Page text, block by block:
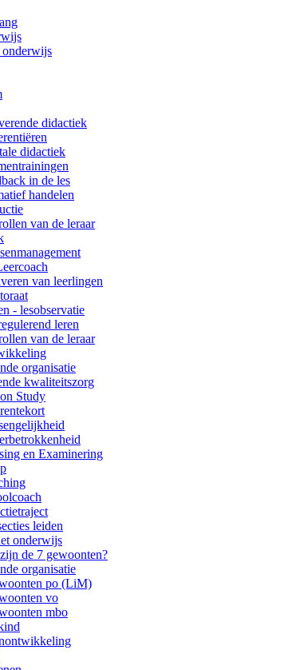
onderwijs
didactiek
didactiek
in de les
handelen
van de leraar
van leerlingen
- lesobservatie
leren
van de leraar
organisatie
kwaliteitszorg
Study
en Examinering
leiden
onderwijs
de 7 gewoonten?
organisatie
po (LiM)
vo
mbo